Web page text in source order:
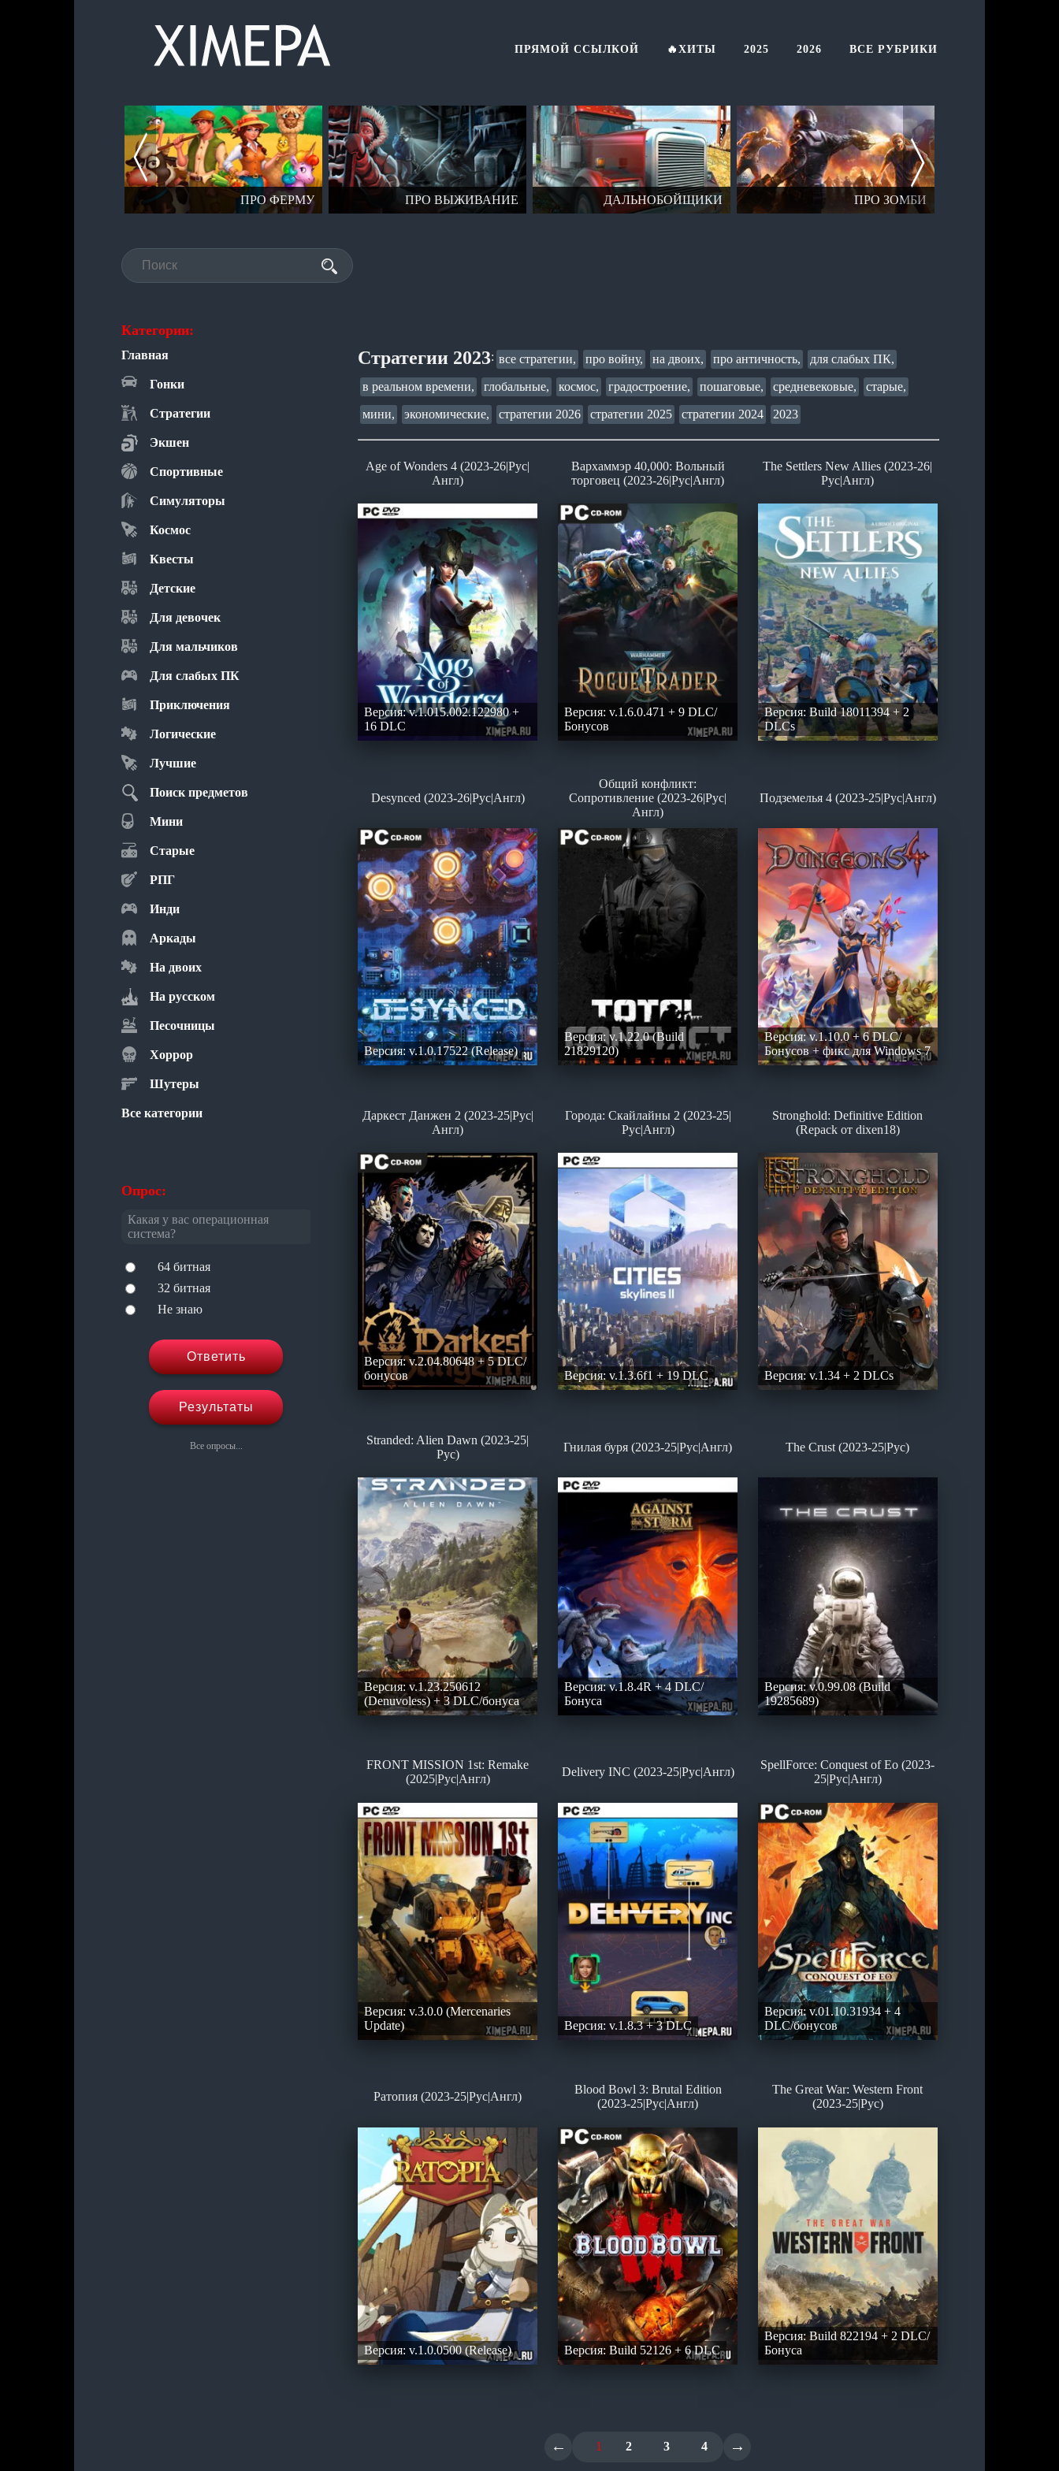
ПРО ФЕРМУ ПРО ВЫЖИВАНИЕ ДАЛЬНОБОЙЩИКИ ПРО ЗОМБИ
Категории:
ПРЯМОЙ ССЫЛКОЙ 🔥ХИТЫ 2025 2026 ВСЕ РУБРИКИ
Главная
Гонки
Стратегии
Экшен
Спортивные
Симуляторы
Космос
Квесты
Детские
Для девочек
Для мальчиков
Для слабых ПК
Приключения
Логические
Лучшие
Поиск предметов
Мини
Старые
РПГ
Инди
Аркады
На двоих
На русском
Песочницы
Хоррор
Шутеры
Все категории
Опрос:
Какая у вас операционная
система?
64 битная
32 битная
Не знаю
Ответить
Результаты
Все опросы...
Стратегии 2023: все стратегии, про войну, на двоих, про античность, для слабых ПК,
в реальном времени, глобальные, космос, градостроение, пошаговые, средневековые, старые,
мини, экономические, стратегии 2026 стратегии 2025 стратегии 2024 2023
Age of Wonders 4 (2023-26|Рус|
Англ)
Версия: v.1.015.002.122980 +
16 DLC
Вархаммэр 40,000: Вольный
торговец (2023-26|Рус|Англ)
Версия: v.1.6.0.471 + 9 DLC/
Бонусов
The Settlers New Allies (2023-26|
Рус|Англ)
Версия: Build 18011394 + 2
DLCs
Desynced (2023-26|Рус|Англ)
Версия: v.1.0.17522 (Release)
Общий конфликт:
Сопротивление (2023-26|Рус|
Англ)
Версия: v.1.22.0 (Build
21829120)
Подземелья 4 (2023-25|Рус|Англ)
Версия: v.1.10.0 + 6 DLC/
Бонусов + фикс для Windows 7
Даркест Данжен 2 (2023-25|Рус|
Англ)
Версия: v.2.04.80648 + 5 DLC/
бонусов
Города: Скайлайны 2 (2023-25|
Рус|Англ)
Версия: v.1.3.6f1 + 19 DLC
Stronghold: Definitive Edition
(Repack от dixen18)
Версия: v.1.34 + 2 DLCs
Stranded: Alien Dawn (2023-25|
Рус)
Версия: v.1.23.250612
(Denuvoless) + 3 DLC/бонуса
Гнилая буря (2023-25|Рус|Англ)
Версия: v.1.8.4R + 4 DLC/
Бонуса
The Crust (2023-25|Рус)
Версия: v.0.99.08 (Build
19285689)
FRONT MISSION 1st: Remake
(2025|Рус|Англ)
Версия: v.3.0.0 (Mercenaries
Update)
Delivery INC (2023-25|Рус|Англ)
Версия: v.1.8.3 + 3 DLC
SpellForce: Conquest of Eo (2023-
25|Рус|Англ)
Версия: v.01.10.31934 + 4
DLC/бонусов
Ратопия (2023-25|Рус|Англ)
Версия: v.1.0.0500 (Release)
Blood Bowl 3: Brutal Edition
(2023-25|Рус|Англ)
Версия: Build 52126 + 6 DLC
The Great War: Western Front
(2023-25|Рус)
Версия: Build 822194 + 2 DLC/
Бонуса
← 1 2 3 4 →